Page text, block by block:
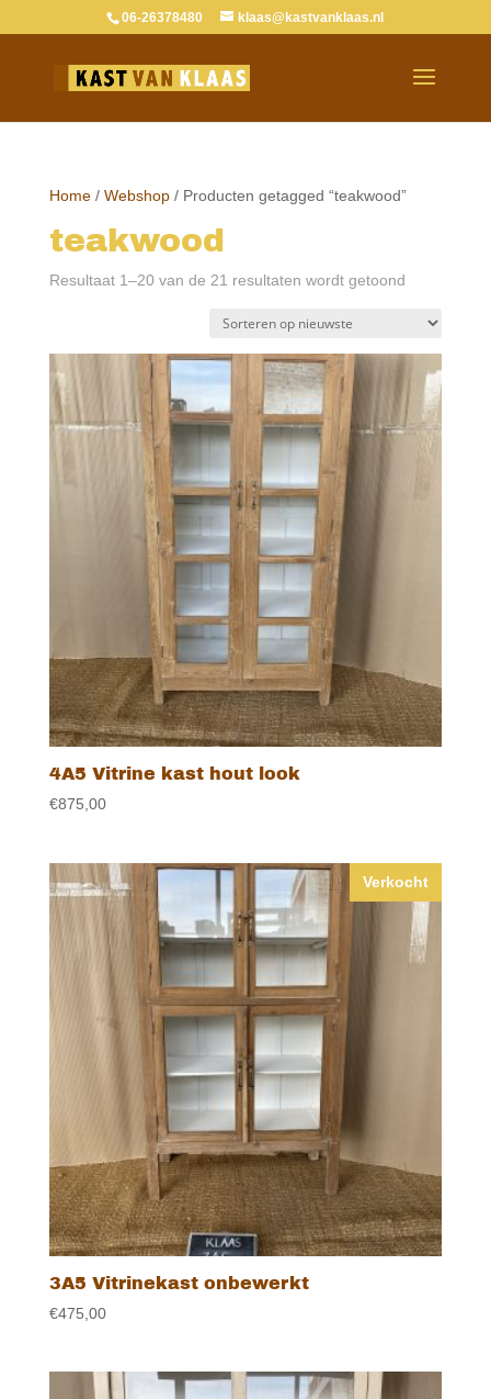
06-26378480 klaas@kastvanklaas.nl
Home/ Webshop/ Producten getagged “teakwood”
teakwood
Resultaat 1–20 van de 21 resultaten wordt getoondGesorteerd
nieuwste
4A5 Vitrine kast hout look
€875,00
Verkocht
3A5 Vitrinekast onbewerkt
€475,00